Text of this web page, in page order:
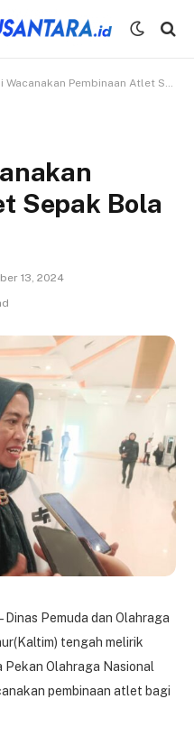
Pembinaan Atlet Sepak Bola Putri
Sepak Bola
13, 2024
Dinas Pemuda dan Olahraga
tengah melirik
Pekan Olahraga Nasional
pembinaan atlet bagi